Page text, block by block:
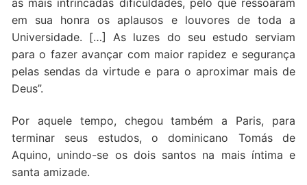
em sua honra os aplausos e louvores de toda a
Universidade. […] As luzes do seu estudo serviam
para o fazer avançar com maior rapidez e segurança
pelas sendas da virtude e para o aproximar mais de
Deus”.
Por aquele tempo, chegou também a Paris, para
terminar seus estudos, o dominicano Tomás de
Aquino, unindo-se os dois santos na mais íntima e
santa amizade.